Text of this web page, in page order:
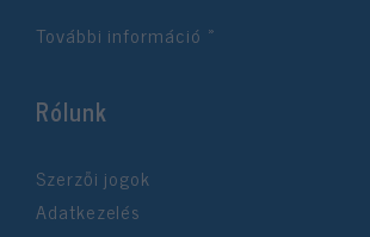
További információ »
Rólunk
Szerzői jogok
Adatkezelés